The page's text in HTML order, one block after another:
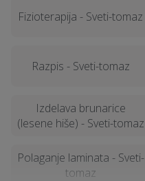
Fizioterapija - Sveti-tomaz
Razpis - Sveti-tomaz
Izdelava brunarice
(lesene hiše) - Sveti-tomaz
Polaganje laminata - Sveti-
tomaz